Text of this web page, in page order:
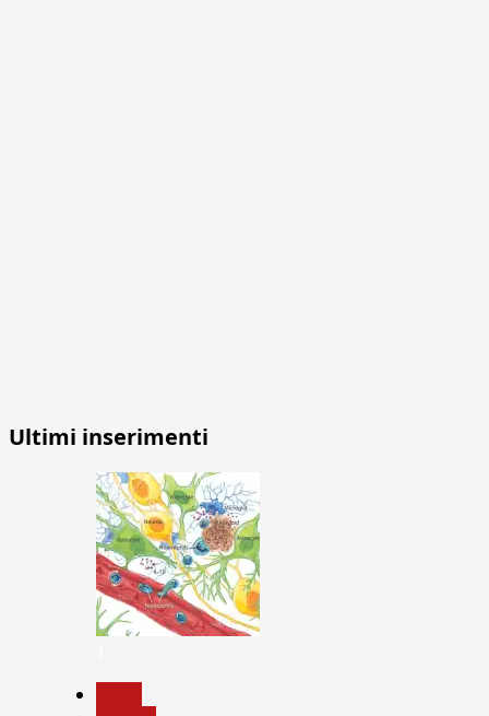
Ultimi inserimenti